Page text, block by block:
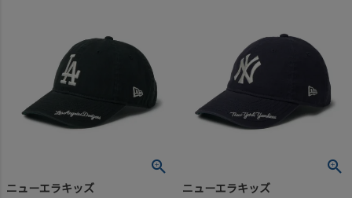
ニューエラキッズ ニューエラキッズ